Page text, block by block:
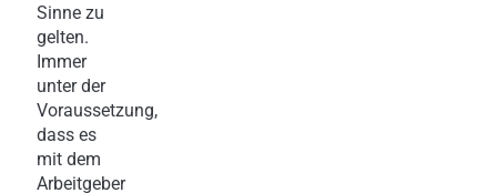
Sinne zu
gelten.
Immer
unter der
Voraussetzung,
dass es
mit dem
Arbeitgeber